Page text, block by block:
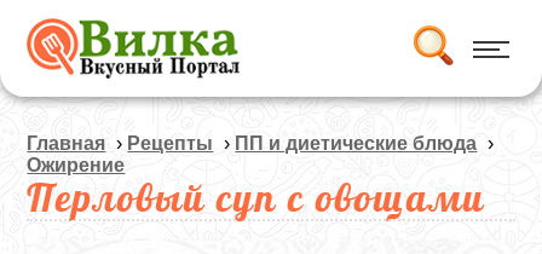
Главная › Рецепты › ПП и диетические блюда ›
Ожирение
Перловый суп с овощами